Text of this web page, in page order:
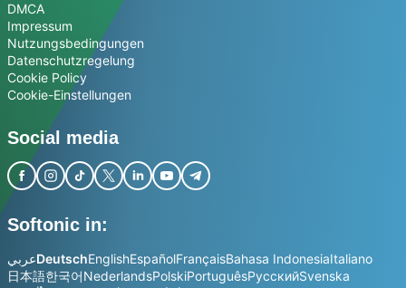
DMCA
Impressum
Nutzungsbedingungen
Datenschutzregelung
Cookie Policy
Cookie-Einstellungen
Social media
Softonic in:
عربيDeutschEnglishEspañolFrançaisBahasa IndonesiaItaliano
日本語한국어NederlandsPolskiPortuguêsРусскийSvenska